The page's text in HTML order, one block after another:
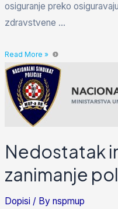
osiguranje preko
zdravstvene …
Read More »
Nedostatak
zanimanje
Dopisi / Bynspmup